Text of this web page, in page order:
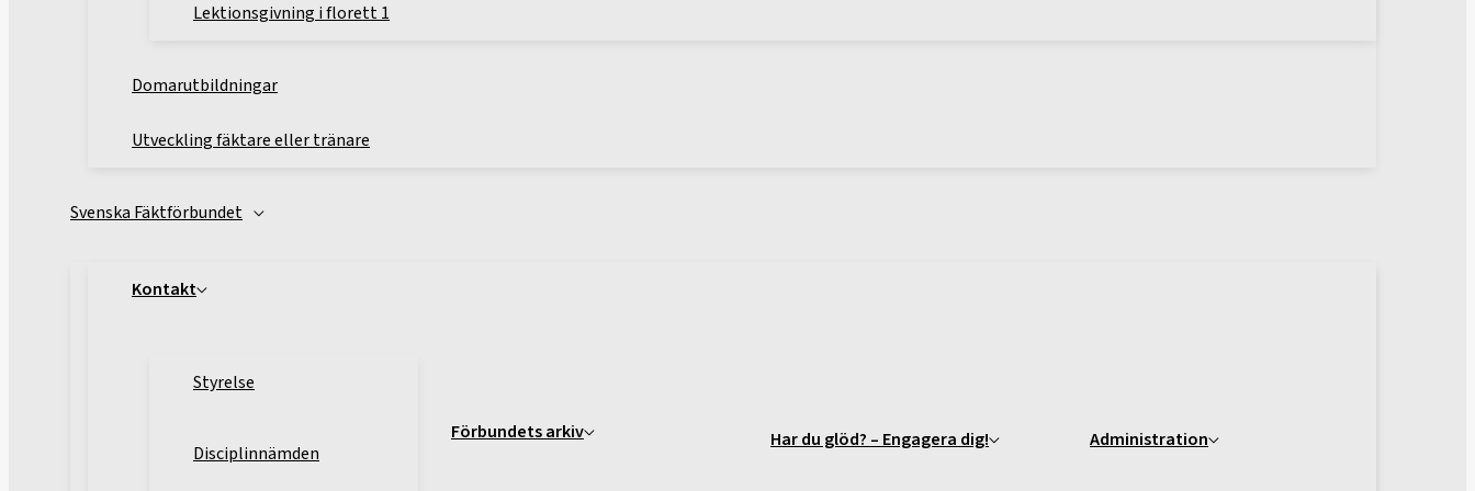
Lektionsgivning i florett 1
Domarutbildningar
Utveckling fäktare eller tränare
Svenska Fäktförbundet
Kontakt
Styrelse
Disciplinnämden
Förbundets arkiv Har du glöd? – Engagera dig! Administration